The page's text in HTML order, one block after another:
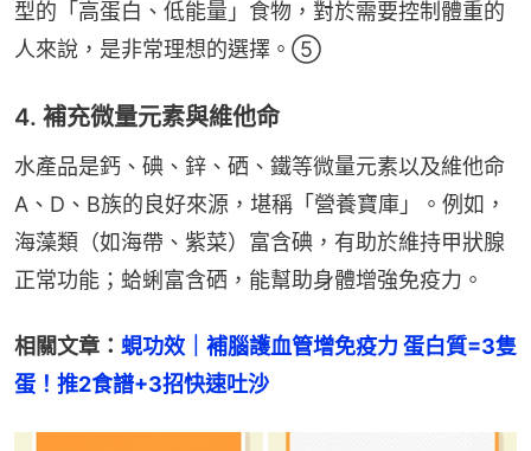
型的「高蛋白、低能量」食物，對於需要控制體重的
人來說，是非常理想的選擇。⑤
4. 補充微量元素與維他命
水產品是鈣、碘、鋅、硒、鐵等微量元素以及維他命
A、D、B族的良好來源，堪稱「營養寶庫」。例如，
海藻類（如海帶、紫菜）富含碘，有助於維持甲狀腺
正常功能；蛤蜊富含硒，能幫助身體增強免疫力。
相關文章： 蜆功效｜補腦護血管增免疫力 蛋白質=3隻
蛋！推2食譜+3招快速吐沙